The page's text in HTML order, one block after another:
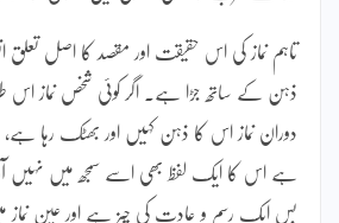
تاہم نماز کی اس حقیقت اور مقصد کا اصل تعلق
ذہن کے ساتھ جڑا ہے۔ اگر کوئی شخص نماز اس
دوران نماز اس کا ذہن کہیں اور بھٹک رہا ہے، جو
ہے اس کا ایک لفظ بھی اسے سمجھ میں نہیں
بس ایک رسم و عادت کی چیز ہے اور عین نماز